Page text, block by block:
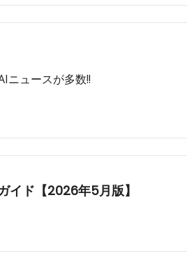
ニュースが多数!!️
ド【2026年5月版】